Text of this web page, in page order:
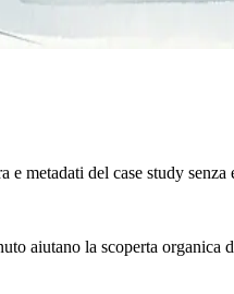
e metadati del case study
aiutano la scoperta